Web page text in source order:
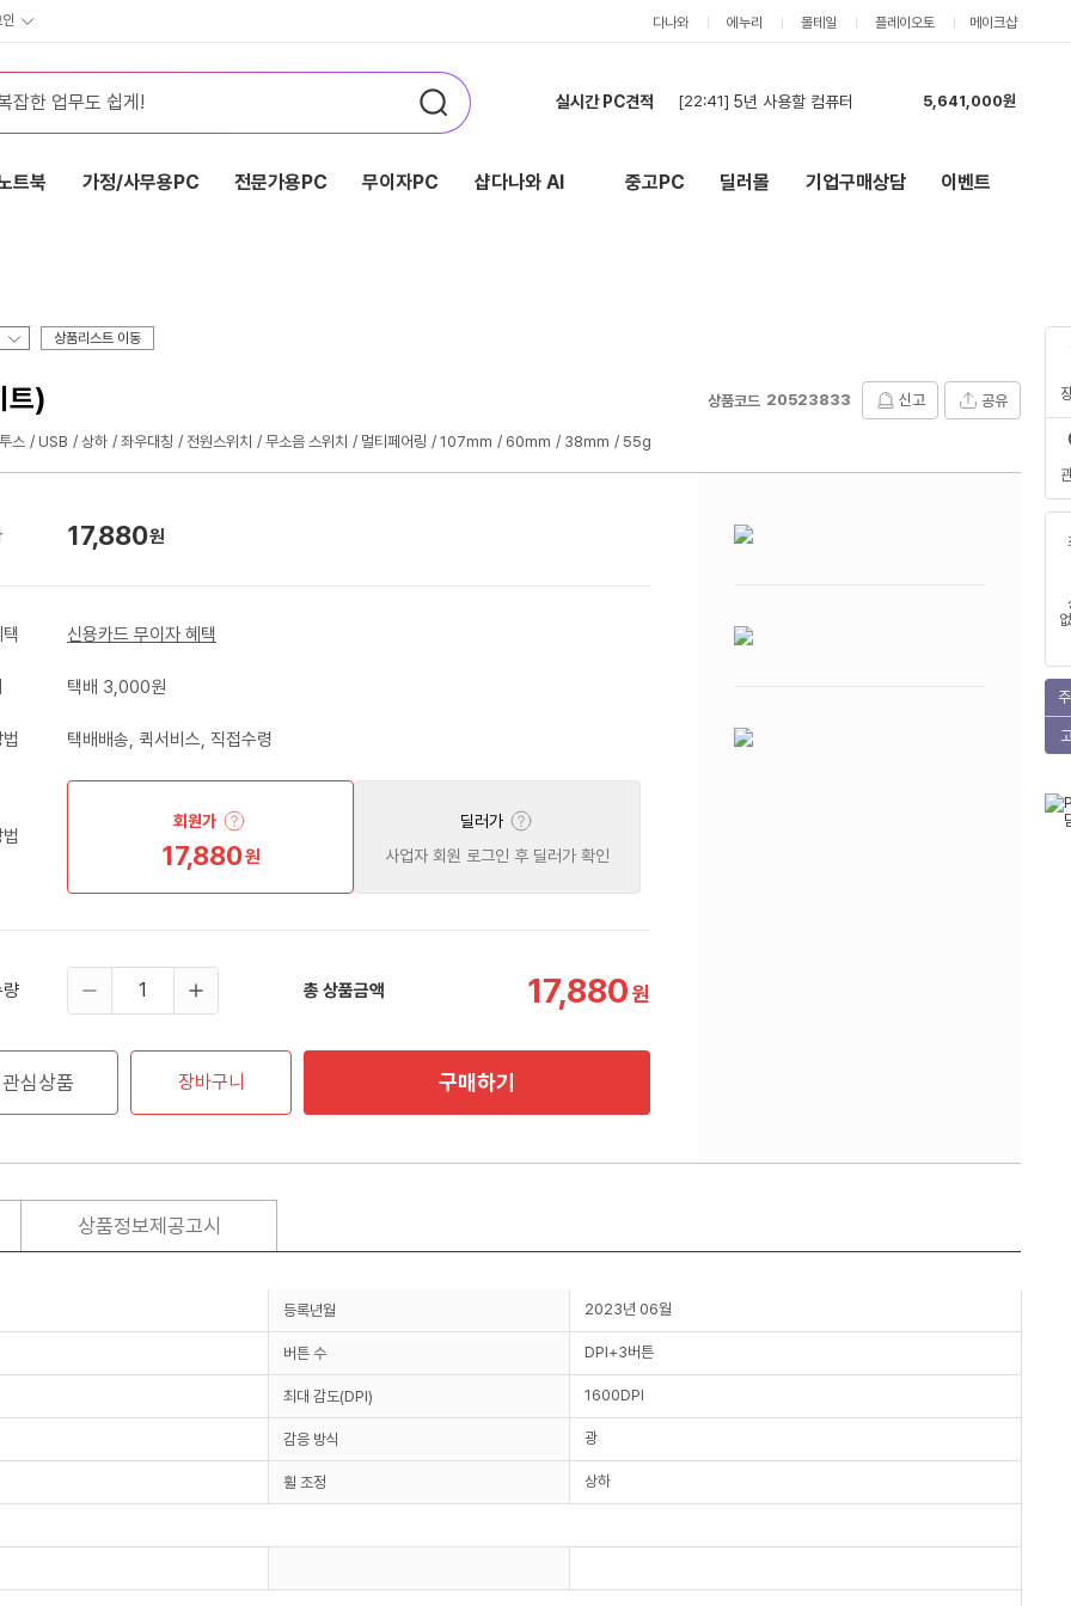
다나와 에누리 몰테일 플레이오토 메이크샵
실시간 PC견적 [22:41] 5년 사용할 컴퓨터
5,641,000원
[20:25]
2,134,000원
견적 최저가 기준으로 구매합니다 1,835,000원
트북 가정/사무용PC 전문가용PC 무이자PC 샵다나와 AI 중고PC 딜러몰 기업구매상담 이벤트
상품리스트 이동
트) 상품코드 20523833 신고 공유
스 USB 상하 좌우대칭 전원스위치 무소음 스위치 멀티페어링 107mm 60mm 38mm 55g
17,880원
신용카드 무이자 혜택
택배 3,000원
택배배송, 퀵서비스, 직접수령
회원가
17,880원
딜러가
사업자 회원 로그인 후 딜러가 확인
량 총 상품금액 17,880원
관심상품 장바구니 구매하기
상품정보제공고시
등록년월 2023년 06월
버튼 수 DPI+3버튼
최대 감도(DPI) 1600DPI
감응 방식 광
휠 조정 상하